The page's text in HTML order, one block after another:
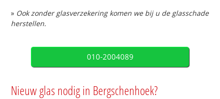
» Ook zonder glasverzekering komen we bij u de glasschade
herstellen.
010-2004089
Nieuw glas nodig in Bergschenhoek?